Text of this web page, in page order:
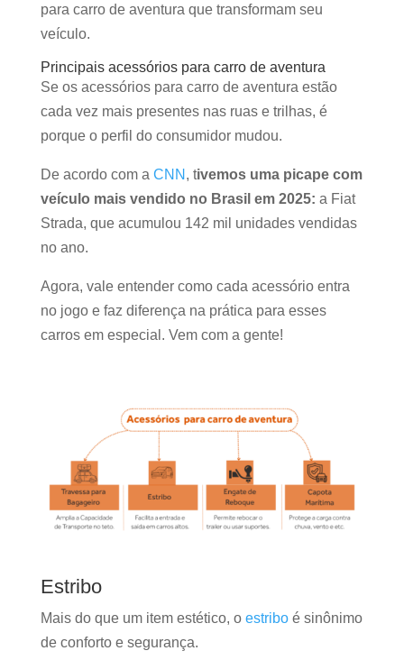
para carro de aventura que transformam seu
veículo.
Principais acessórios para carro de aventura
Se os acessórios para carro de aventura estão
cada vez mais presentes nas ruas e trilhas, é
porque o perfil do consumidor mudou.
De acordo com a CNN , tivemos uma picape com
veículo mais vendido no Brasil em 2025: a Fiat
Strada, que acumulou 142 mil unidades vendidas
no ano.
Agora, vale entender como cada acessório entra
no jogo e faz diferença na prática para esses
carros em especial. Vem com a gente!
Estribo
Mais do que um item estético, o estriboé sinônimo
de conforto e segurança.